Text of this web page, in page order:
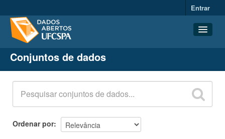
Entrar
Conjuntos de dados
Organizações
Grupos
Sobre
Conjuntos de dados
Ordenar por